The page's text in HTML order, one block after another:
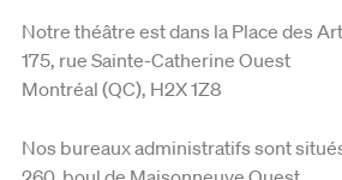
Équipe et C.A.
Reconnaissance territoriale
Notre théâtre est dans la Place des
175, rue Sainte-Catherine Ouest
Montréal (QC), H2X 1Z8
Nos bureaux administratifs sont